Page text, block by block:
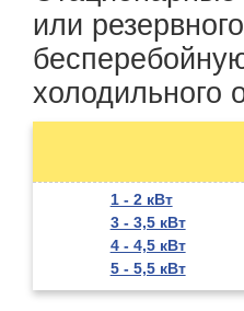
или
холодильного
1 - 2 кВт
3 - 3,5 кВт
4 - 4,5 кВт
5 - 5,5 кВт